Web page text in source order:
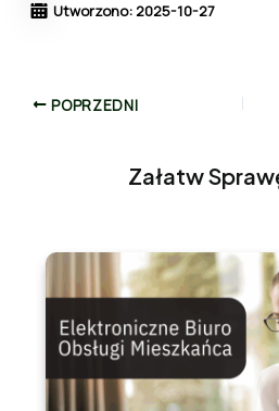
Utworzono: 2025-10-27
POPRZEDNI
Załatw